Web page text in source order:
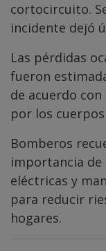
cortocircuito.
incidente dejó
Las pérdidas
fueron
de acuerdo
por los
Bomberos
importancia de
eléctricas y
para reducir
hogares.